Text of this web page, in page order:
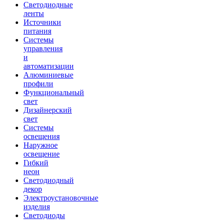
Светодиодные
ленты
Источники
питания
Системы
управления
и
автоматизации
Алюминиевые
профили
Функциональный
свет
Дизайнерский
свет
Системы
освещения
Наружное
освещение
Гибкий
неон
Светодиодный
декор
Электроустановочные
изделия
Светодиоды